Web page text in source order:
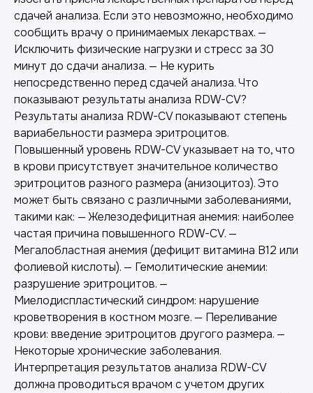
сдачей анализа. Если это невозможно, необходимо
сообщить врачу о принимаемых лекарствах. —
Исключить физические нагрузки и стресс за 30
минут до сдачи анализа. — Не курить
непосредственно перед сдачей анализа. Что
показывают результаты анализа RDW-CV?
Результаты анализа RDW-CV показывают степень
вариабельности размера эритроцитов.
Повышенный уровень RDW-CV указывает на то, что
в крови присутствует значительное количество
эритроцитов разного размера (анизоцитоз). Это
может быть связано с различными заболеваниями,
такими как: — Железодефицитная анемия: наиболее
частая причина повышенного RDW-CV. —
Мегалобластная анемия (дефицит витамина B12 или
фолиевой кислоты). — Гемолитические анемии:
разрушение эритроцитов. —
Миелодиспластический синдром: нарушение
кроветворения в костном мозге. — Переливание
крови: введение эритроцитов другого размера. —
Некоторые хронические заболевания.
Интерпретация результатов анализа RDW-CV
должна проводиться врачом с учетом других